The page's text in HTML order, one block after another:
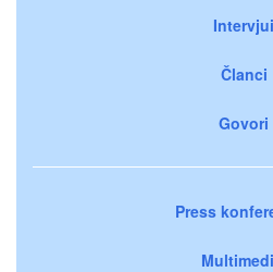
Intervjui
Članci
Govori
Press